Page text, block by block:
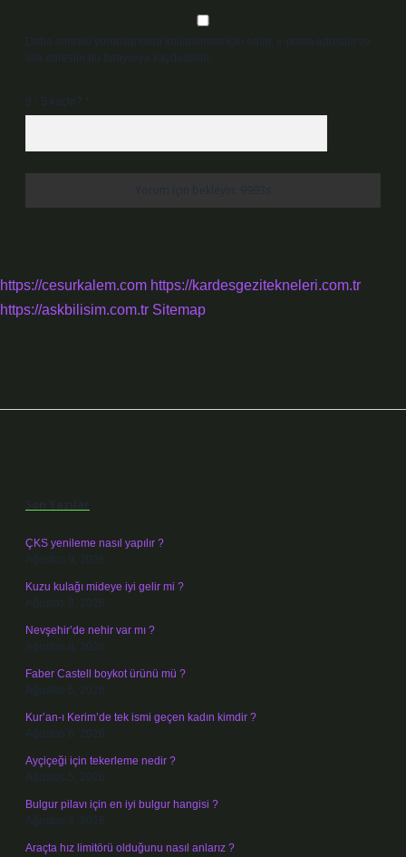
Daha sonraki yorumlarımda kullanılması için adım, e-posta adresim ve
site adresim bu tarayıcıya kaydedilsin.
9 - 5 kaçtır?
https://cesurkalem.com https://kardesgezitekneleri.com.tr
https://askbilisim.com.tr Sitemap
Son Yazılar
ÇKS yenileme nasıl yapılır ?
Ağustos 9, 2026
Kuzu kulağı mideye iyi gelir mi ?
Ağustos 8, 2026
Nevşehir’de nehir var mı ?
Ağustos 8, 2026
Faber Castell boykot ürünü mü ?
Ağustos 6, 2026
Kur’an-ı Kerim’de tek ismi geçen kadın kimdir ?
Ağustos 6, 2026
Ayçiçeği için tekerleme nedir ?
Ağustos 5, 2026
Bulgur pilavı için en iyi bulgur hangisi ?
Ağustos 4, 2026
Araçta hız limitörü olduğunu nasıl anlarız ?